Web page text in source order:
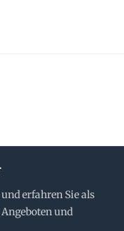
erfahren Sie als
und